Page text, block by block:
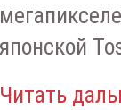
японской
Читать